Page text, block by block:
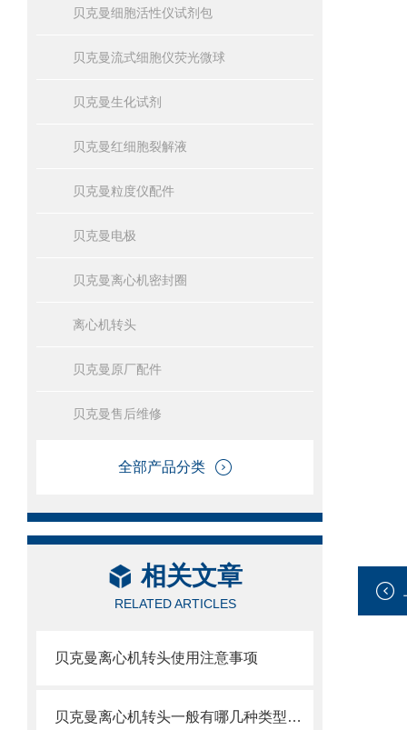
贝克曼细胞活性仪试剂包
贝克曼流式细胞仪荧光微球
贝克曼生化试剂
贝克曼红细胞裂解液
贝克曼粒度仪配件
贝克曼电极
贝克曼离心机密封圈
离心机转头
贝克曼原厂配件
贝克曼售后维修
全部产品分类
相关文章
RELATED ARTICLES
贝克曼离心机转头使用注意事项
贝克曼离心机转头一般有哪几种类型呢？